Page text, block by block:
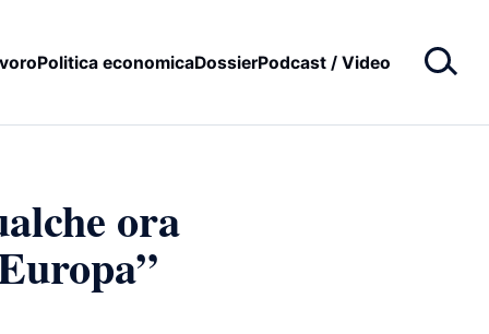
Politica economicaDossierPodcast / Video
ora